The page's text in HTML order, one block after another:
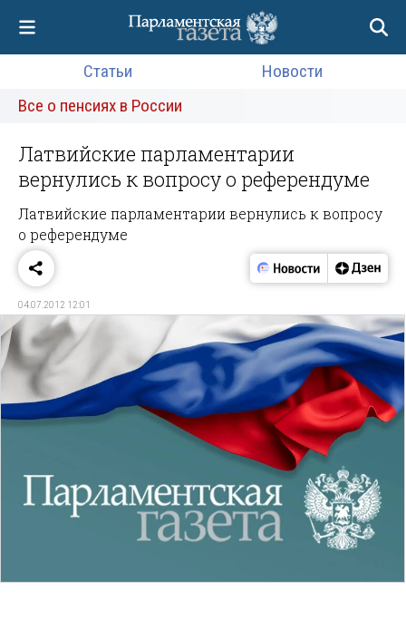
Статьи
Новости
Все о пенсиях в России
Латвийские парламентарии
вернулись к вопросу о референдуме
Латвийские парламентарии вернулись к вопросу
о референдуме
04.07.2012 12:01